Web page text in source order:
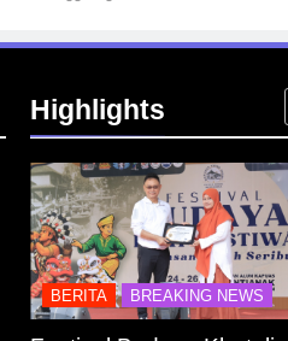
Highlights
BERITA BREAKING NEWS